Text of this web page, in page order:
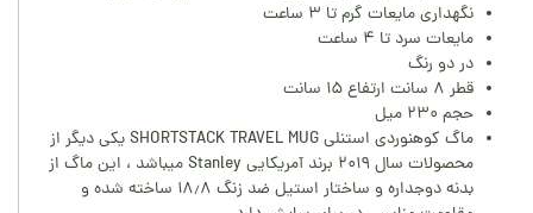
نگهداری مایعات گرم تا ۳ ساعت
مایعات سرد تا ۴ ساعت
در دو رنگ
قطر ۸ سانت ارتفاع ۱۵ سانت
حجم ۲۳۰ میل
ماگ کوهنوردی استنلی SHORTSTACK TRAVEL MUG یکی دیگر از
محصولات سال ۲۰۱۹ برند آمریکایی Stanley میباشد ، این ماگ از
بدنه دوجداره و ساختار استیل ضد زنگ ۱۸٫۸ ساخته شده و